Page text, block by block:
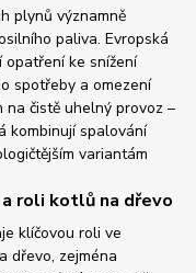
plynů významně
paliva. Evropská
opatření ke snížení
spotřeby a omezení
na čistě uhelný provoz –
kombinují spalování
variantám
roli kotlů na dřevo
klíčovou roli ve
dřevo, zejména